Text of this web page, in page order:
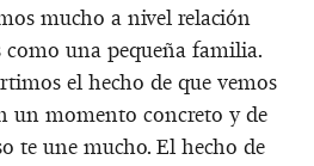
mucho a nivel relación
como una pequeña familia.
el hecho de que vemos
un momento concreto y de
te une mucho. El hecho de